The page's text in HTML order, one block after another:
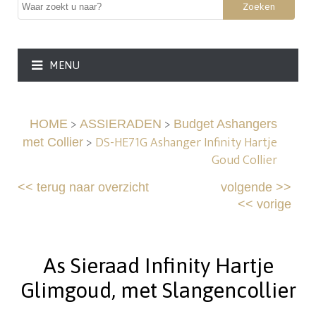
Zoeken
MENU
HOME> ASSIERADEN > Budget Ashangers
met Collier> DS-HE71G Ashanger Infinity Hartje
Goud Collier
<<terug naar overzicht volgende>>
<< vorige
As Sieraad Infinity Hartje
Glimgoud, met Slangencollier